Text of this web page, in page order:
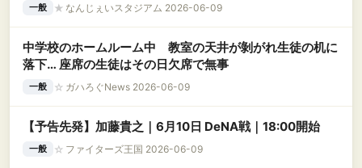
一般 ★ なんじぇいスタジアム 2026-06-09
中学校のホームルーム中 教室の天井が剝がれ生徒の机に
落下… 座席の生徒はその日欠席で無事
一般 ☆ ガハろぐNews 2026-06-09
【予告先発】加藤貴之｜6月10日 DeNA戦｜18:00開始
一般 ☆ ファイターズ王国 2026-06-09